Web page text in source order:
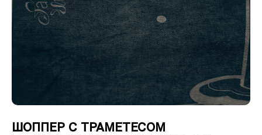
ШОППЕР С ТРАМЕТЕСОМ